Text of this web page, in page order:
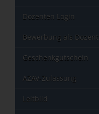
Dozenten Login
Bewerbung als Dozent
Geschenkgutschein
AZAV-Zulassung
Leitbild